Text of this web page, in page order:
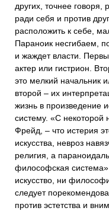
других, точнее говоря,
ради себя и против
расположить к себе,
Параноик несгибаем,
и жаждет власти.
актер или гистрион.
это мелкий начальник
второй – их
жизнь в произведение
систему. «С некоторой
Фрейд, – что истерия
искусства, невроз
религия, а
философская
искусство, ни
следует
против эстетства и